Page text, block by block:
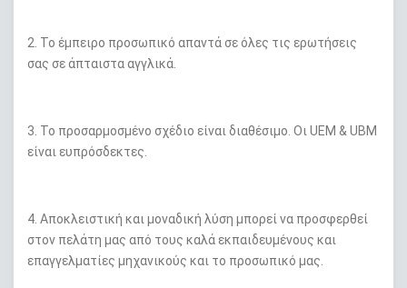
2. Το έμπειρο προσωπικό απαντά σε όλες τις ερωτήσεις
σας σε άπταιστα αγγλικά.
3. Το προσαρμοσμένο σχέδιο είναι διαθέσιμο. Οι UEM & UBM
είναι ευπρόσδεκτες.
4. Αποκλειστική και μοναδική λύση μπορεί να προσφερθεί
στον πελάτη μας από τους καλά εκπαιδευμένους και
επαγγελματίες μηχανικούς και το προσωπικό μας.